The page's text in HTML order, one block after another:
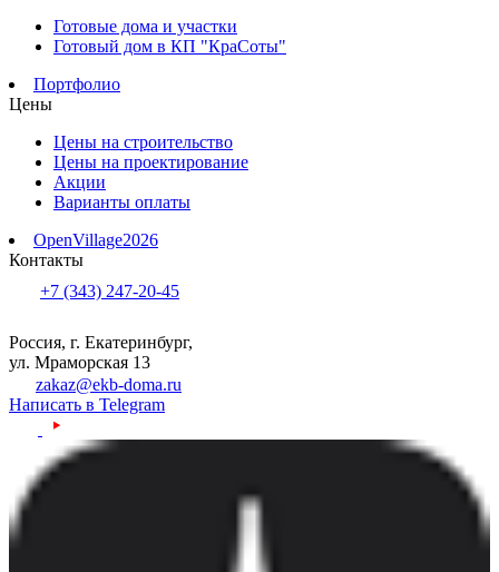
Готовые дома и участки
Готовый дом в КП "КраСоты"
Портфолио
Цены
Цены на строительство
Цены на проектирование
Акции
Варианты оплаты
OpenVillage2026
Контакты
+7 (343) 247-20-45
Россия, г. Екатеринбург,
ул. Мраморская 13
zakaz@ekb-doma.ru
Написать в Telegram